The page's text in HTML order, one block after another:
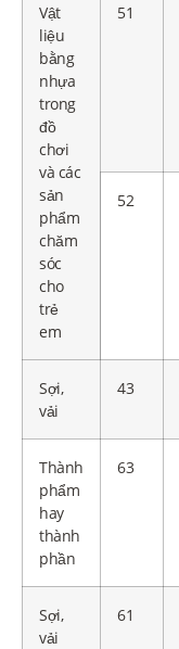
Vật
liệu
bằng
nhựa
trong
đồ
chơi
và các
sản
phẩm
chăm
sóc
cho
trẻ
em
51
52
Sợi,
vải
43
Thành
phẩm
hay
thành
phần
63
Sợi,
vải
61